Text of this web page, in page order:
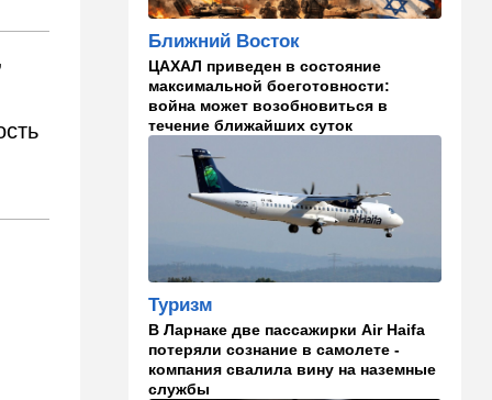
США настойчиво попросили
Израиль сбавить обороты в
Ливане
18:15 Культура
30 лет российско-
израильскому альманаху
еврейской культуры
Израиль
На маленьком плоту: отдых
на Кинерете едва не
закончился трагедией
17:26 Израиль
Отставить панику: в Тель-
Авиве все спокойно
Ближний Восток
ЦАХАЛ приведен в состояние
максимальной боеготовности:
война может возобновиться в
течение ближайших суток
Туризм
В Ларнаке две пассажирки Air Haifa
потеряли сознание в самолете -
компания свалила вину на наземные
службы